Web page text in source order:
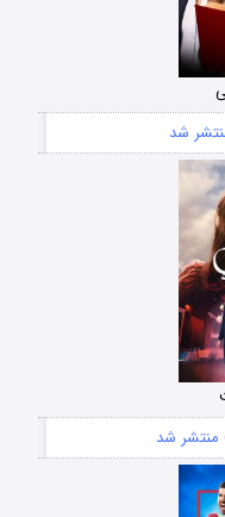
شد
منتشر شد